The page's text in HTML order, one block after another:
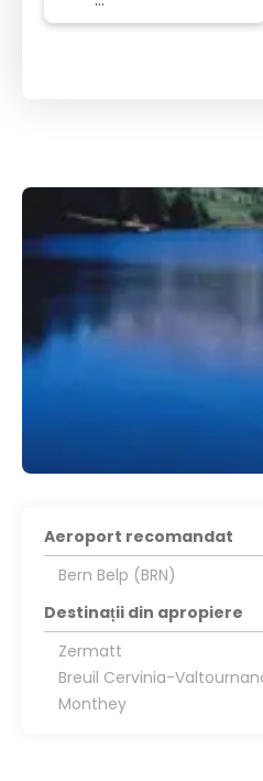
Aeroport recomandat
Bern Belp (BRN)
Destinații din apropiere
Zermatt
Breuil Cervinia-
Monthey